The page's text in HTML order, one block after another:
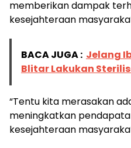
memberikan dampak
kesejahteraan
BACA JUGA : Jelang
Blitar Lakukan
“Tentu kita merasakan
meningkatkan
kesejahteraan